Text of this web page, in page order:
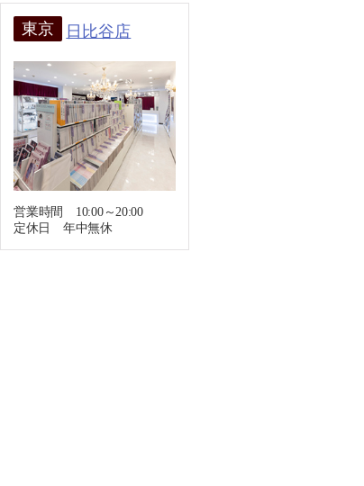
東京 日比谷店
営業時間 10:00～20:00
定休日 年中無休